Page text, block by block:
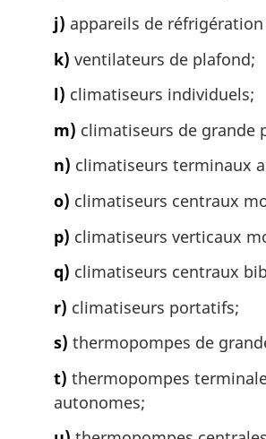
j) appareils de
k) ventilateurs de plafond;
l) climatiseurs individuels;
m) climatiseurs de grande
n) climatiseurs terminaux
o) climatiseurs centraux
p) climatiseurs verticaux
q) climatiseurs centraux
r) climatiseurs portatifs;
s) thermopompes de
t) thermopompes
autonomes;